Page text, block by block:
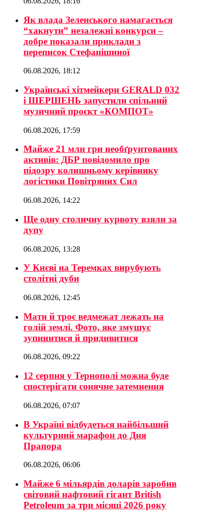
Як влада Зеленського намагається
“хакнути” незалежні конкурси –
добре показали приклади з
переписок Стефанішиної
06.08.2026, 18:12
Українські хітмейкери GERALD 032
і ШЕРШЕНЬ запустили спільний
музичний проєкт «КОМПОТ»
06.08.2026, 17:59
Майже 21 млн грн необґрунтованих
активів: ДБР повідомило про
підозру колишньому керівнику
логістики Повітряних Сил
06.08.2026, 14:22
Ще одну столичну курвоту взяли за
дупу
06.08.2026, 13:28
У Києві на Теремках вирубують
столітні дуби
06.08.2026, 12:45
Мати й троє ведмежат лежать на
голій землі. Фото, яке змушує
зупинитися й придивитися
06.08.2026, 09:22
12 серпня у Тернополі можна буде
спостерігати сонячне затемнення
06.08.2026, 07:07
В Україні відбудеться найбільший
культурний марафон до Дня
Прапора
06.08.2026, 06:06
Майже 6 мільярдів доларів заробив
світовий нафтовий гігант British
Petroleum за три місяці 2026 року